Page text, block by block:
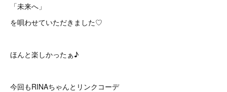
「未来へ」
を唄わせていただきました♡
ほんと楽しかったぁ♪
今回もRINAちゃんとリンクコーデ